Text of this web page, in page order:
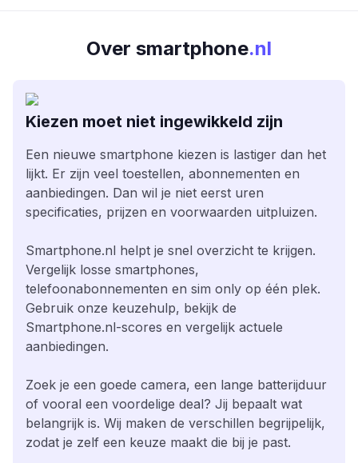
Over smartphone.nl
Kiezen moet niet ingewikkeld zijn
Een nieuwe smartphone kiezen is lastiger dan het
lijkt. Er zijn veel toestellen, abonnementen en
aanbiedingen. Dan wil je niet eerst uren
specificaties, prijzen en voorwaarden uitpluizen.
Smartphone.nl helpt je snel overzicht te krijgen.
Vergelijk losse smartphones,
telefoonabonnementen en sim only op één plek.
Gebruik onze keuzehulp, bekijk de
Smartphone.nl-scores en vergelijk actuele
aanbiedingen.
Zoek je een goede camera, een lange batterijduur
of vooral een voordelige deal? Jij bepaalt wat
belangrijk is. Wij maken de verschillen begrijpelijk,
zodat je zelf een keuze maakt die bij je past.